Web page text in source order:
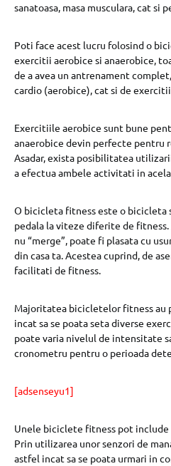
sanatoasa, masa musculara, cat si
Poti face acest lucru folosind o
exercitii aerobice si anaerobice,
de a avea un antrenament
cardio (aerobice), cat si de
Exercitiile aerobice sunt bune
anaerobice devin perfecte pentru
Asadar, exista posibilitatea
a efectua ambele activitati in
O bicicleta fitness este o bicicleta
pedala la viteze diferite de
nu “merge”, poate fi plasata cu
din casa ta. Acestea cuprind, de
facilitati de fitness.
Majoritatea bicicletelor fitness au
incat sa se poata seta diverse
poate varia nivelul de intensitate
cronometru pentru o perioada
[adsenseyu1]
Unele biciclete fitness pot
Prin utilizarea unor senzori de
astfel incat sa se poata urmari in